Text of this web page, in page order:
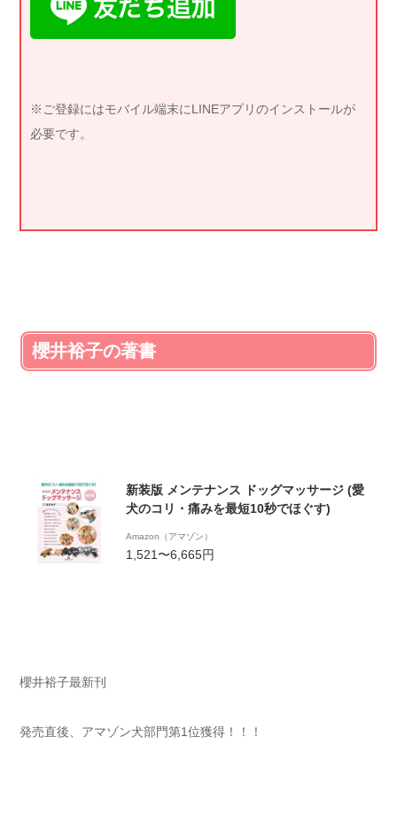
※ご登録にはモバイル端末にLINEアプリのインストールが
必要です。
櫻井裕子の著書
新装版 メンテナンス ドッグマッサージ (愛
犬のコリ・痛みを最短10秒でほぐす)
Amazon（アマゾン）
1,521〜6,665円
櫻井裕子最新刊
発売直後、アマゾン犬部門第1位獲得！！！